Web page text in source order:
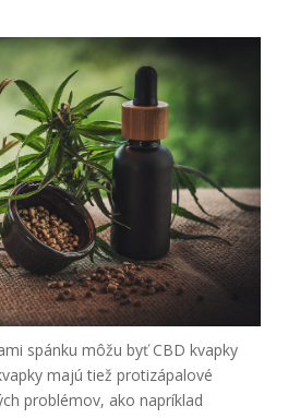
spánku môžu byť CBD kvapky
majú tiež protizápalové
problémov, ako napríklad